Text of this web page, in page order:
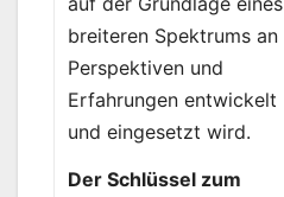
breiteren Spektrums an
Perspektiven und
Erfahrungen entwickelt
und eingesetzt wird.
Der Schlüssel zum